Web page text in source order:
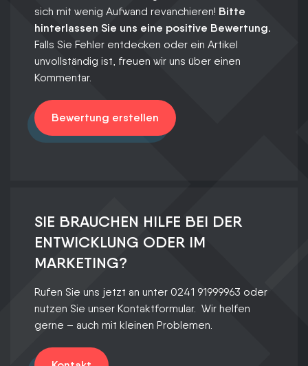
sich mit wenig Aufwand revanchieren! Bitte
hinterlassen Sie uns eine positive Bewertung.
Falls Sie Fehler entdecken oder ein Artikel
unvollständig ist, freuen wir uns über einen
Kommentar.
Bewertung erstellen
SIE BRAUCHEN HILFE BEI DER
ENTWICKLUNG ODER IM
MARKETING?
Rufen Sie uns jetzt an unter 0241 91999963 oder
nutzen Sie unser Kontaktformular. Wir helfen
gerne – auch mit kleinen Problemen.